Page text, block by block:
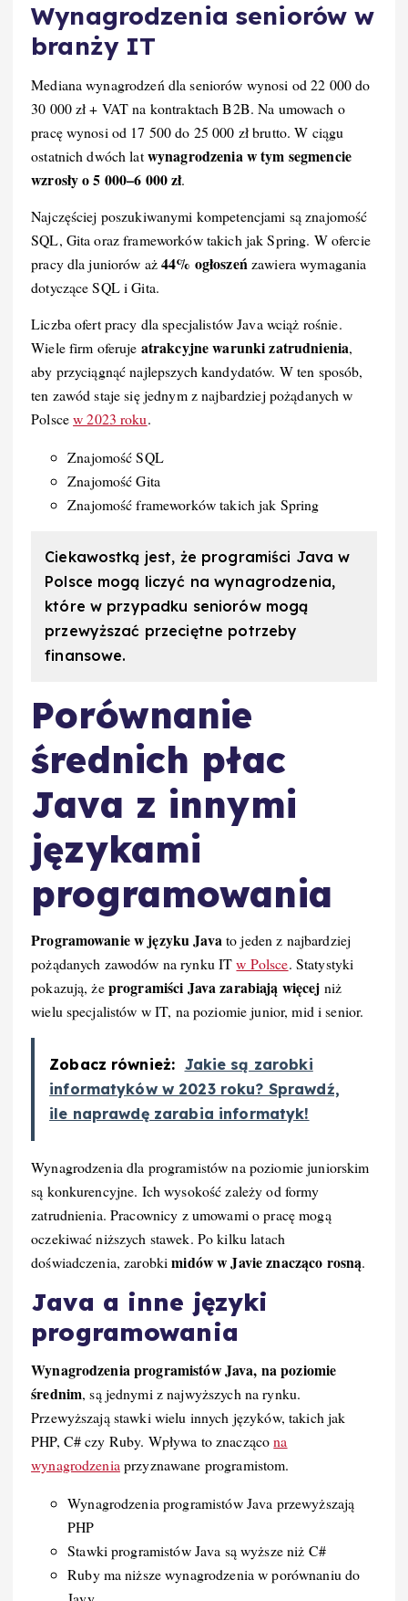
Wynagrodzenia seniorów w
branży IT
Mediana wynagrodzeń dla seniorów wynosi od 22 000 do
30 000 zł + VAT na kontraktach B2B. Na umowach o
pracę wynosi od 17 500 do 25 000 zł brutto. W ciągu
ostatnich dwóch latwynagrodzenia w tym segmencie
wzrosły o 5 000–6 000 zł.
Najczęściej poszukiwanymi kompetencjami są znajomość
SQL, Gita oraz frameworków takich jak Spring. W ofercie
pracy dla juniorów aż44% ogłoszeńzawiera wymagania
dotyczące SQL i Gita.
Liczba ofert pracy dla specjalistów Java wciąż rośnie.
Wiele firm oferuje atrakcyjne warunki zatrudnienia,
aby przyciągnąć najlepszych kandydatów. W ten sposób,
ten zawód staje się jednym z najbardziej pożądanych w
Polscew 2023 roku.
Znajomość SQL
Znajomość Gita
Znajomość frameworków takich jak Spring
Ciekawostką jest, że programiści Java w
Polsce mogą liczyć na wynagrodzenia,
które w przypadku seniorów mogą
przewyższać przeciętne potrzeby
finansowe.
Porównanie
średnich płac
Java z innymi
językami
programowania
Programowanie w języku Java to jeden z najbardziej
pożądanych zawodów na rynku ITw Polsce. Statystyki
pokazują, żeprogramiści Java zarabiają więcej niż
wielu specjalistów w IT, na poziomie junior, mid i senior.
Zobacz również: Jakie są zarobki
informatyków w 2023 roku? Sprawdź,
ile naprawdę zarabia informatyk!
Wynagrodzenia dla programistów na poziomie juniorskim
są konkurencyjne. Ich wysokość zależy od formy
zatrudnienia. Pracownicy z umowami o pracę mogą
oczekiwać niższych stawek. Po kilku latach
doświadczenia, zarobkimidów w Javie znacząco rosną.
Java a inne języki
programowania
Wynagrodzenia programistów Java, na poziomie
średnim, są jednymi z najwyższych na rynku.
Przewyższają stawki wielu innych języków, takich jak
PHP, C# czy Ruby. Wpływa to znaczącona
wynagrodzenia przyznawane programistom.
Wynagrodzenia programistów Java przewyższają
PHP
Stawki programistów Java są wyższe niż C#
Ruby ma niższe wynagrodzenia w porównaniu do